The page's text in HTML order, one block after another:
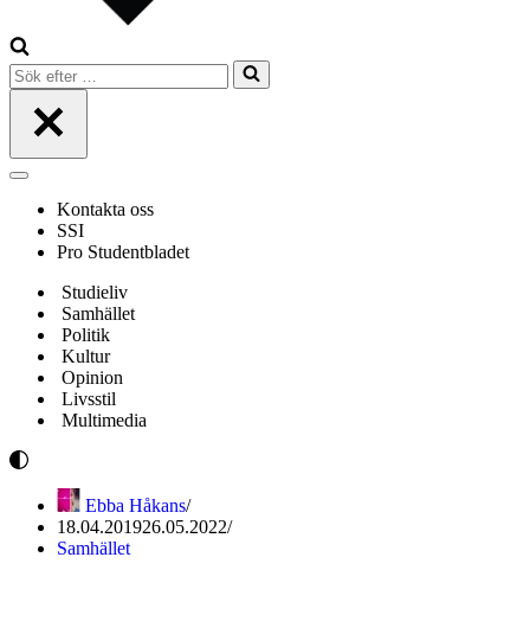
Sök
efter
Navigeringsmeny
Kontakta oss
SSI
Pro Studentbladet
Studieliv
Samhället
Politik
Kultur
Opinion
Livsstil
Multimedia
Ebba Håkans
18.04.201926.05.2022
Samhället